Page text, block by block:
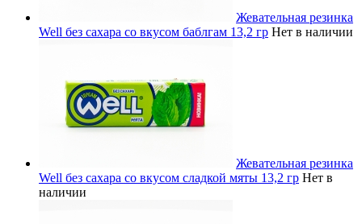
Жевательная резинка
Well без сахара со вкусом баблгам 13,2 гр Нет в наличии
Жевательная резинка
Well без сахара со вкусом сладкой мяты 13,2 гр Нет в
наличии